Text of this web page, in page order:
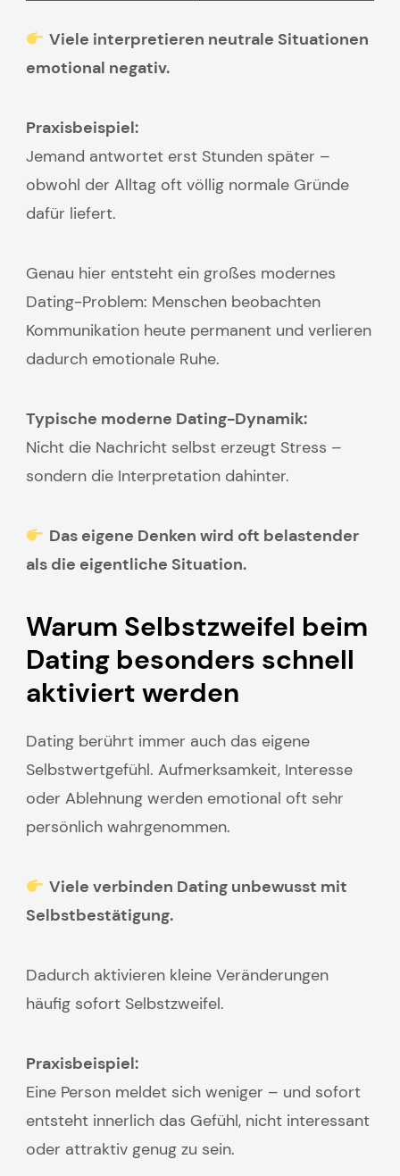
Viele interpretieren neutrale Situationen
emotional negativ.
Praxisbeispiel:
Jemand antwortet erst Stunden später –
obwohl der Alltag oft völlig normale Gründe
dafür liefert.
Genau hier entsteht ein großes modernes
Dating-Problem: Menschen beobachten
Kommunikation heute permanent und verlieren
dadurch emotionale Ruhe.
Typische moderne Dating-Dynamik:
Nicht die Nachricht selbst erzeugt Stress –
sondern die Interpretation dahinter.
Das eigene Denken wird oft belastender
als die eigentliche Situation.
Warum Selbstzweifel beim
Dating besonders schnell
aktiviert werden
Dating berührt immer auch das eigene
Selbstwertgefühl. Aufmerksamkeit, Interesse
oder Ablehnung werden emotional oft sehr
persönlich wahrgenommen.
Viele verbinden Dating unbewusst mit
Selbstbestätigung.
Dadurch aktivieren kleine Veränderungen
häufig sofort Selbstzweifel.
Praxisbeispiel:
Eine Person meldet sich weniger – und sofort
entsteht innerlich das Gefühl, nicht interessant
oder attraktiv genug zu sein.